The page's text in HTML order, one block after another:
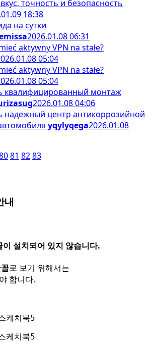
точность и безопасность
18:38
на сутки
2026.01.08 06:31
aktywny VPN na stałe?
05:04
aktywny VPN na stałe?
05:04
квалифицированный монтаж
2026.01.08 04:06
надежный центр антикоррозийной
yqylyqega2026.01.08
81 8283
내
이 설치되어 있지 않습니다.
로 보기 위해서는
합니다.
치북5
치북5